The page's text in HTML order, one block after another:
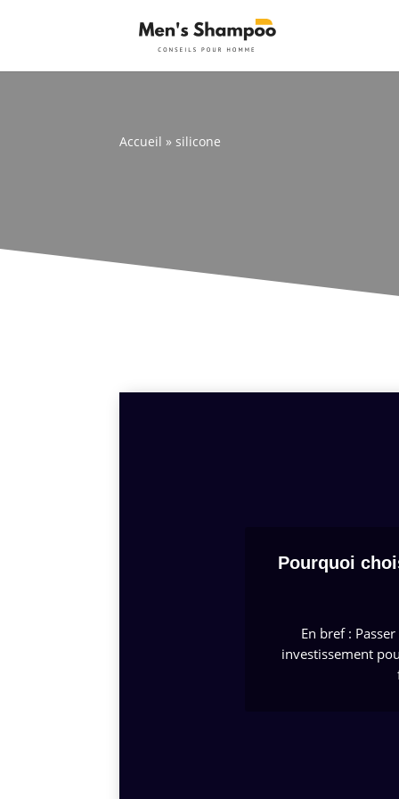
Accueil » silicone
Pourquoi
En bref :
investissement